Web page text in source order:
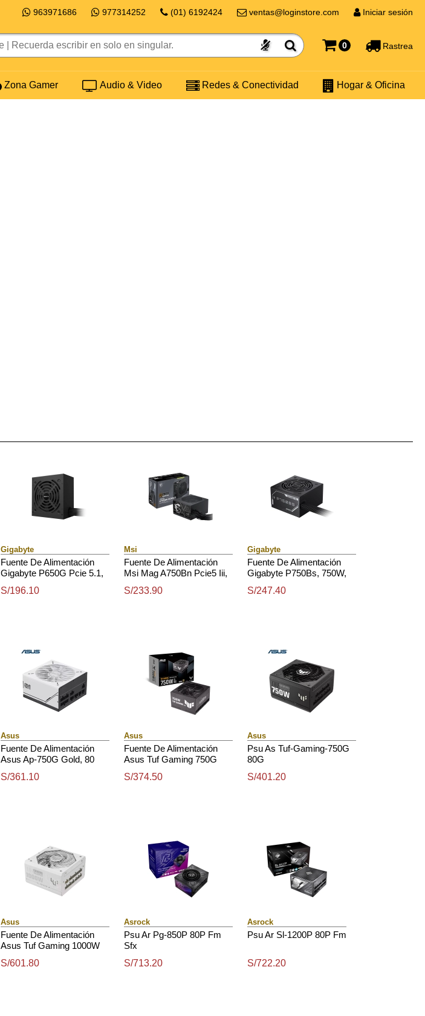
963971686 977314252 (01) 6192424 ventas@loginstore.com Iniciar sesión
0 Rastrea
Zona Gamer Audio & Video Redes & Conectividad Hogar & Oficina
Gigabyte
Fuente De Alimentación
Gigabyte P650G Pcie 5.1,
S/196.10
Msi
Fuente De Alimentación
Msi Mag A750Bn Pcie5 Iii,
Formato Atx.
S/233.90
Gigabyte
Fuente De Alimentación
Gigabyte P750Bs, 750W,
240Vac.
S/247.40
Asus
Fuente De Alimentación
Asus Ap-750G Gold, 80
S/361.10
Asus
Fuente De Alimentación
Asus Tuf Gaming 750G
Formato Atx
S/374.50
Asus
Psu As Tuf-Gaming-750G
80G
S/401.20
Asus
Fuente De Alimentación
Asus Tuf Gaming 1000W
Gold, Formato Atx
S/601.80
Asrock
Psu Ar Pg-850P 80P Fm
Sfx
S/713.20
Asrock
Psu Ar Sl-1200P 80P Fm
S/722.20